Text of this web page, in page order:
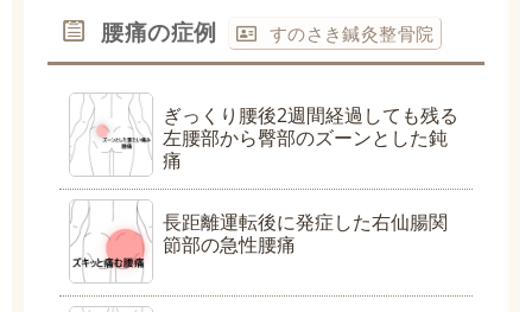
腰痛の症例 すのさき鍼灸整骨院
ぎっくり腰後2週間経過しても残る
左腰部から臀部のズーンとした鈍
痛
長距離運転後に発症した右仙腸関
節部の急性腰痛